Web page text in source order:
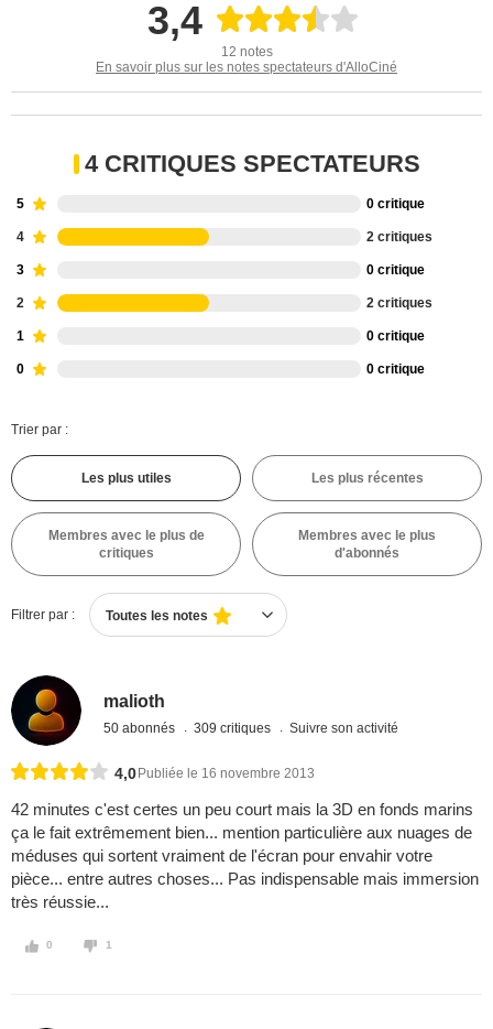
3,4
12 notes
En savoir plus sur les notes spectateurs d'AlloCiné
4 CRITIQUES SPECTATEURS
5 0 critique
4 2 critiques
3 0 critique
2 2 critiques
1 0 critique
0 0 critique
Trier par :
Les plus utiles Les plus récentes
Membres avec le plus de
critiques
Membres avec le plus
d'abonnés
Filtrer par : Toutes les notes
malioth
50 abonnés 309 critiques Suivre son activité
4,0 Publiée le 16 novembre 2013
42 minutes c'est certes un peu court mais la 3D en fonds marins
ça le fait extrêmement bien... mention particulière aux nuages de
méduses qui sortent vraiment de l'écran pour envahir votre
pièce... entre autres choses... Pas indispensable mais immersion
très réussie...
0 1